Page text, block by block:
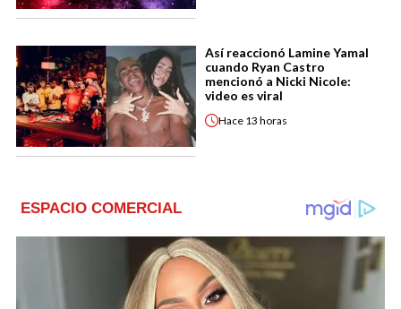
Así reaccionó Lamine Yamal
cuando Ryan Castro
mencionó a Nicki Nicole:
video es viral
Hace 13 horas